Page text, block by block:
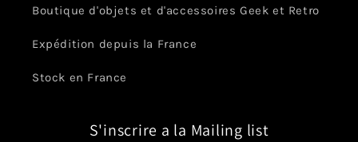
Boutique d'objets et d'accessoires Geek et Retro
Expédition depuis la France
Stock en France
S'inscrire a la Mailing list